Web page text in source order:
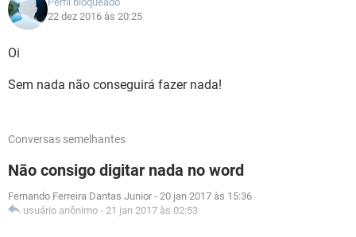
22 dez 2016 às 20:25
Oi
Sem nada não conseguirá fazer nada!
Conversas semelhantes
Não consigo digitar nada no word
Fernando Ferreira Dantas Junior - 20 jan 2017 às 15:36
usuário anônimo - 21 jan 2017 às 02:53